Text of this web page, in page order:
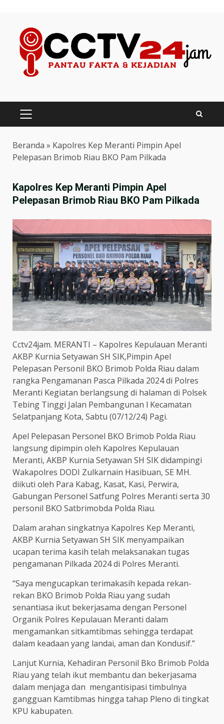
content
PRIMARY
MENU
Beranda » Kapolres Kep Meranti Pimpin Apel
Pelepasan Brimob Riau BKO Pam Pilkada
Kapolres Kep Meranti Pimpin Apel
Pelepasan Brimob Riau BKO Pam Pilkada
Cctv24jam. MERANTI – Kapolres Kepulauan Meranti
AKBP Kurnia Setyawan SH SIK,Pimpin Apel
Pelepasan Personil BKO Brimob Polda Riau dalam
rangka Pengamanan Pasca Pilkada 2024 di Polres
Meranti Kegiatan berlangsung di halaman di Polsek
Tebing Tinggi Jalan Pembangunan l Kecamatan
Selatpanjang Kota, Sabtu (07/12/24) Pagi.
Apel Pelepasan Personel BKO Brimob Polda Riau
langsung dipimpin oleh Kapolres Kepulauan
Meranti, AKBP Kurnia Setyawan SH SIK didampingi
Wakapolres DODI Zulkarnain Hasibuan, SE MH.
diikuti oleh Para Kabag, Kasat, Kasi, Perwira,
Gabungan Personel Satfung Polres Meranti serta 30
personil BKO Satbrimobda Polda Riau.
Dalam arahan singkatnya Kapolres Kep Meranti,
AKBP Kurnia Setyawan SH SIK menyampaikan
ucapan terima kasih telah melaksanakan tugas
pengamanan Pilkada 2024 di Polres Meranti.
“Saya mengucapkan terimakasih kepada rekan-
rekan BKO Brimob Polda Riau yang sudah
senantiasa ikut bekerjasama dengan Personel
Organik Polres Kepulauan Meranti dalam
mengamankan sitkamtibmas sehingga terdapat
dalam keadaan yang landai, aman dan Kondusif.”
Lanjut Kurnia, Kehadiran Personil Bko Brimob Polda
Riau yang telah ikut membantu dan bekerjasama
dalam menjaga dan mengantisipasi timbulnya
gangguan Kamtibmas hingga tahap Pleno di tingkat
KPU kabupaten.